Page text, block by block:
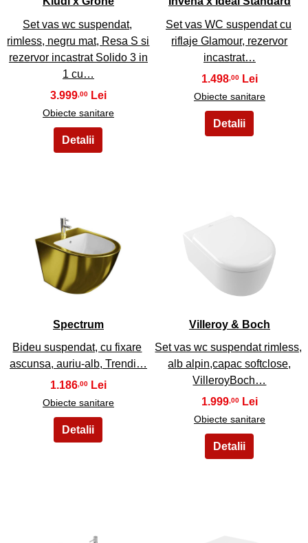
Set vas wc suspendat,
rimless, negru mat, Resa S si
rezervor incastrat Solido 3 in
1 cu…
3.999,00
Obiecte sanitare
Set vas WC suspendat cu
riflaje Glamour, rezervor
incastrat…
1.498 ,00
Obiecte sanitare
7
Spectrum
Bideu suspendat, cu fixare
ascunsa, auriu-alb, Trendi…
1.186,00
Obiecte sanitare
8
Villeroy & Boch
Set vas wc suspendat rimless,
alb alpin,capac softclose,
VilleroyBoch…
1.999,00
Obiecte sanitare